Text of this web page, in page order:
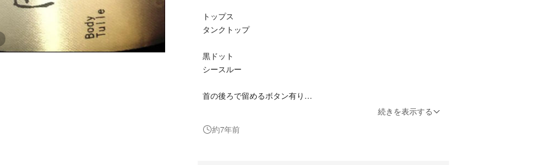
トップス
タンクトップ
黒ドット
シースルー
首の後ろで留めるボタン有り
洗濯済み
続きを表示する
約7年前